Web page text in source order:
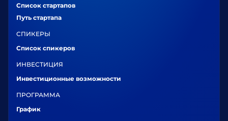
Список стартапов
Путь стартапа
СПИКЕРЫ
Список спикеров
ИНВЕСТИЦИЯ
Инвестиционные возможности
ПРОГРАММА
График